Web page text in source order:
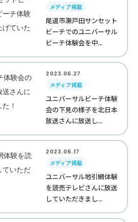
メディア掲載
尾道市瀬戸田サンセット
ビーチでのユニバーサル
ビーチ体験会を中...
2023.06.27
メディア掲載
ユニバーサルビーチ体験
会の下見の様子を北日本
放送さんに放送し...
2023.06.17
メディア掲載
ユニバーサル地引網体験
を読売テレビさんに放送
していただきまし...